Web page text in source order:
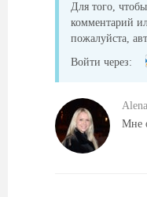
Для того,
комментарий
пожалуйста,
Войти через:
Мне